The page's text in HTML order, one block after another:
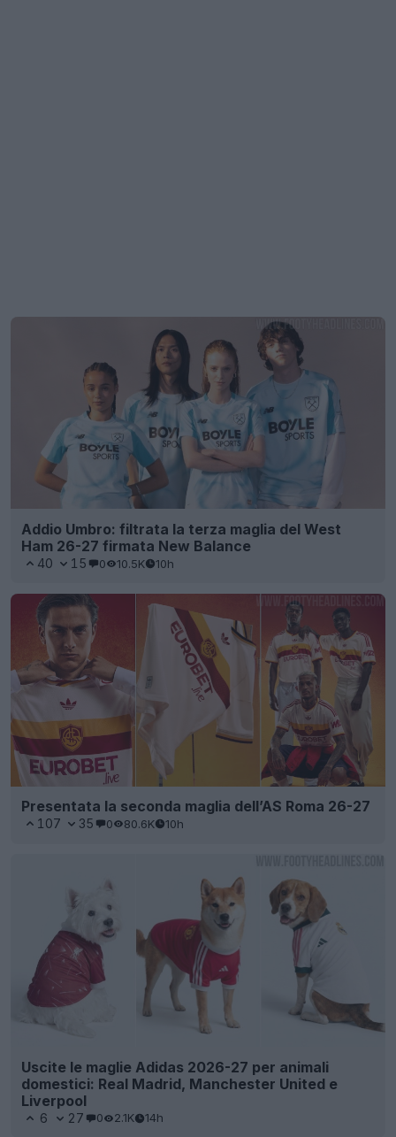
Addio Umbro: filtrata la terza maglia del West
Ham 26-27 firmata New Balance
40 15 0 10.5K 10h
Presentata la seconda maglia dell’AS Roma 26-27
107 35 0 80.6K 10h
Uscite le maglie Adidas 2026-27 per animali
domestici: Real Madrid, Manchester United e
Liverpool
6 27 0 2.1K 14h